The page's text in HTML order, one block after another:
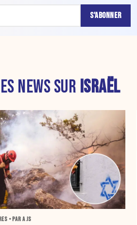
S'ABONNER
NEWS SUR ISRAËL
• PAR A JS